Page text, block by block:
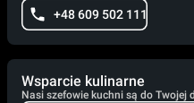
+48 609 502 111
Wsparcie kulinarne
Nasi szefowie kuchni są do Twojej